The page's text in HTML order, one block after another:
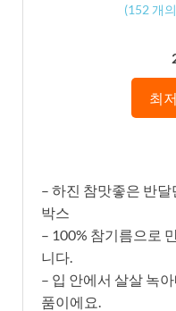
(152 개
최
– 하진 참맛좋은 반
박스
– 100% 참기름으로
니다.
– 입 안에서 살살 녹
품이에요.